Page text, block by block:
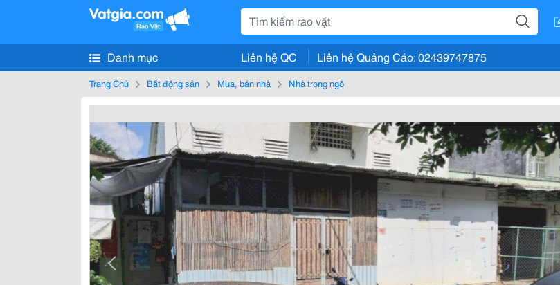
Danh mục Liên hệ QC Liên hệ Quảng Cáo: 02439747875
Trang Chủ Bất động sản Mua, bán nhà Nhà trong ngõ